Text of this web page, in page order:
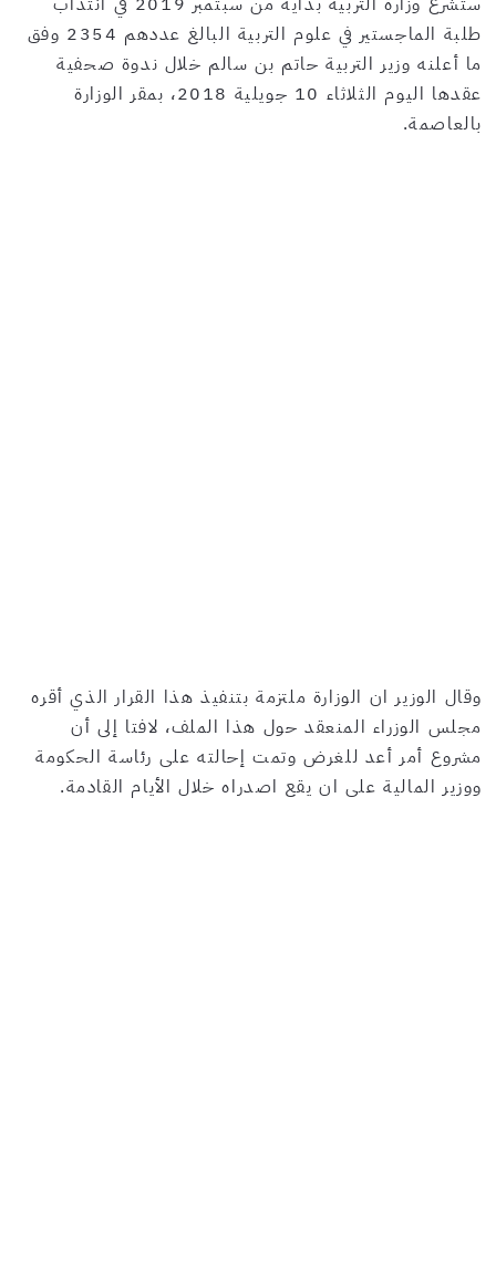
طلبة الماجستير في علوم التربية البالغ عددهم 2354 وفق
ما أعلنه وزير التربية حاتم بن سالم خلال ندوة صحفية
عقدها اليوم الثلاثاء 10 جويلية 2018، بمقر الوزارة
بالعاصمة.
وقال الوزير ان الوزارة ملتزمة بتنفيذ هذا القرار الذي أقره
مجلس الوزراء المنعقد حول هذا الملف، لافتا إلى أن
مشروع أمر أعد للغرض وتمت إحالته على رئاسة الحكومة
ووزير المالية على ان يقع اصدراه خلال الأيام القادمة.